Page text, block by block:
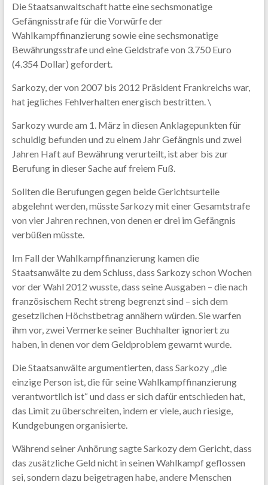
Die Staatsanwaltschaft hatte eine sechsmonatige
Gefängnisstrafe für die Vorwürfe der
Wahlkampffinanzierung sowie eine sechsmonatige
Bewährungsstrafe und eine Geldstrafe von 3.750 Euro
(4.354 Dollar) gefordert.
Sarkozy, der von 2007 bis 2012 Präsident Frankreichs war,
hat jegliches Fehlverhalten energisch bestritten. \
Sarkozy wurde am 1. März in diesen Anklagepunkten für
schuldig befunden und zu einem Jahr Gefängnis und zwei
Jahren Haft auf Bewährung verurteilt, ist aber bis zur
Berufung in dieser Sache auf freiem Fuß.
Sollten die Berufungen gegen beide Gerichtsurteile
abgelehnt werden, müsste Sarkozy mit einer Gesamtstrafe
von vier Jahren rechnen, von denen er drei im Gefängnis
verbüßen müsste.
Im Fall der Wahlkampffinanzierung kamen die
Staatsanwälte zu dem Schluss, dass Sarkozy schon Wochen
vor der Wahl 2012 wusste, dass seine Ausgaben – die nach
französischem Recht streng begrenzt sind – sich dem
gesetzlichen Höchstbetrag annähern würden. Sie warfen
ihm vor, zwei Vermerke seiner Buchhalter ignoriert zu
haben, in denen vor dem Geldproblem gewarnt wurde.
Die Staatsanwälte argumentierten, dass Sarkozy „die
einzige Person ist, die für seine Wahlkampffinanzierung
verantwortlich ist“ und dass er sich dafür entschieden hat,
das Limit zu überschreiten, indem er viele, auch riesige,
Kundgebungen organisierte.
Während seiner Anhörung sagte Sarkozy dem Gericht, dass
das zusätzliche Geld nicht in seinen Wahlkampf geflossen
sei, sondern dazu beigetragen habe, andere Menschen